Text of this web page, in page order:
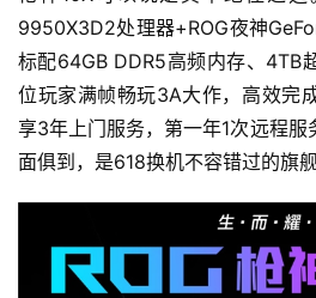
9950X3D2处理器+ROG夜神
标配64GB DDR5高频内存、4TB
位玩家满帧畅玩3A大作，高效完
享3年上门服务，第一年1次远程
面俱到，是618换机不容错过的旗舰